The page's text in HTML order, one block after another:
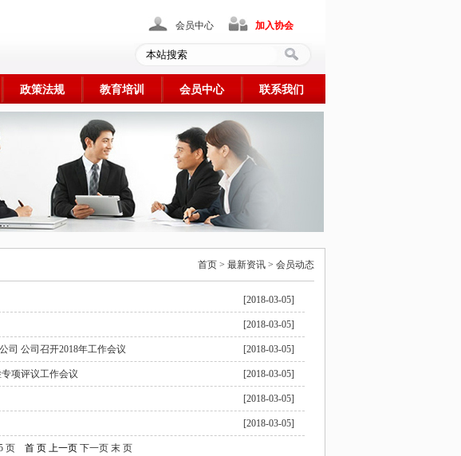
会员中心 加入协会
政策法规 教育培训 会员中心 联系我们
首页 > 最新资讯 > 会员动态
[2018-03-05]
[2018-03-05]
司 公司召开2018年工作会议 [2018-03-05]
项评议工作会议 [2018-03-05]
[2018-03-05]
[2018-03-05]
页 首 页 上一页 下一页 末 页